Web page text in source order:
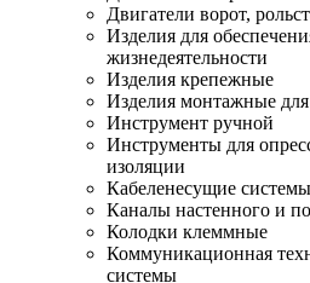
Двигатели ворот,
Изделия для
жизнедеятельности
Изделия крепежные
Изделия монтажные
Инструмент ручной
Инструменты для
изоляции
Кабеленесущие системы
Каналы настенного и
Колодки клеммные
Коммуникационная
системы